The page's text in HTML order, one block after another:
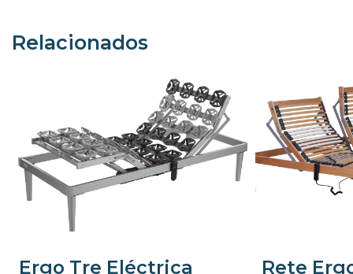
Relacionados
Ergo Tre Eléctrica
Rete